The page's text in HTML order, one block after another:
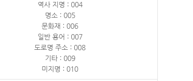
역사 지명 : 004
명소 : 005
문화재 : 006
일반 용어 : 007
도로명 주소 : 008
기타 : 009
미지명 : 010